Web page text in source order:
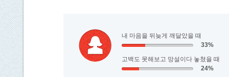
내 마음을 뒤늦게 깨달았을 때
33%
고백도 못해보고 망설이다 놓쳤을 때
24%